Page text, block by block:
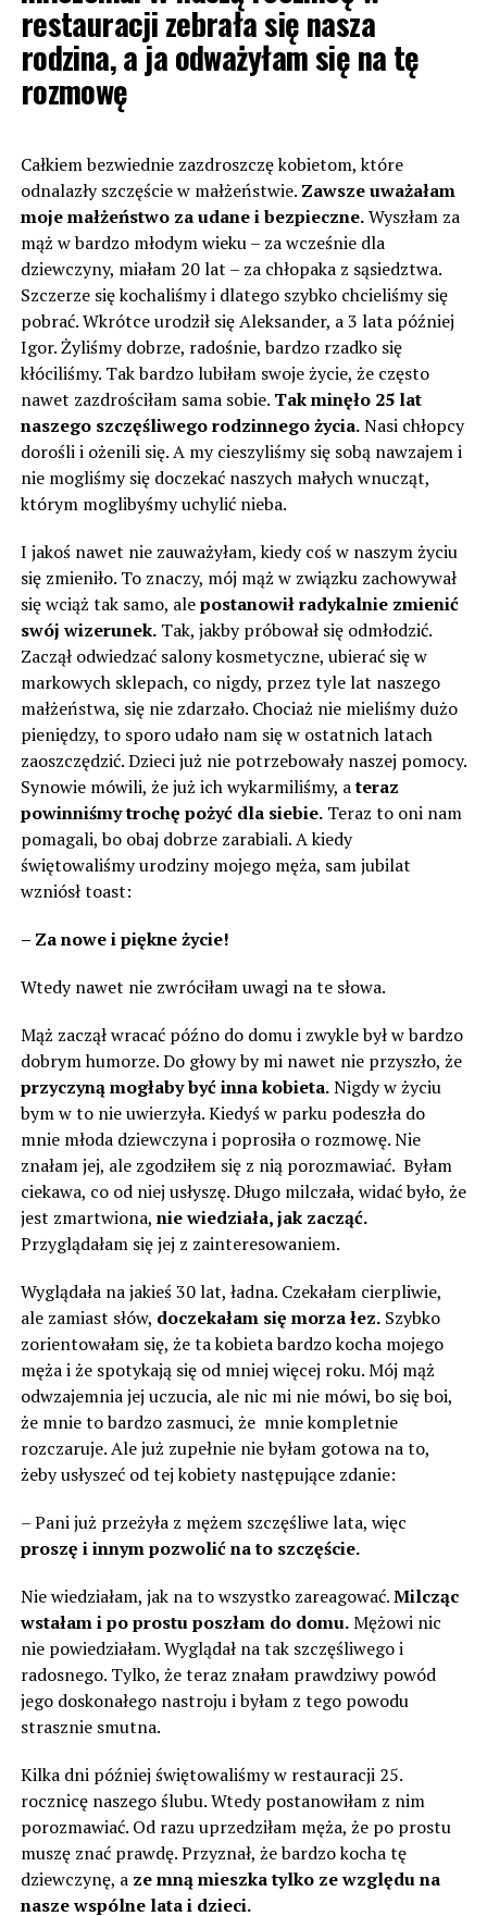
restauracji zebrała się nasza
rodzina, a ja odważyłam się na tę
rozmowę
Całkiem bezwiednie zazdroszczę kobietom, które
odnalazły szczęście w małżeństwie. Zawsze uważałam
moje małżeństwo za udane i bezpieczne.Wyszłam za
mąż w bardzo młodym wieku – za wcześnie dla
dziewczyny, miałam 20 lat – za chłopaka z sąsiedztwa.
Szczerze się kochaliśmy i dlatego szybko chcieliśmy się
pobrać. Wkrótce urodził się Aleksander, a 3 lata później
Igor. Żyliśmy dobrze, radośnie, bardzo rzadko się
kłóciliśmy. Tak bardzo lubiłam swoje życie, że często
nawet zazdrościłam sama sobie. Tak minęło 25 lat
naszego szczęśliwego rodzinnego życia.Nasi chłopcy
dorośli i ożenili się. A my cieszyliśmy się sobą nawzajem i
nie mogliśmy się doczekać naszych małych wnucząt,
którym moglibyśmy uchylić nieba.
I jakoś nawet nie zauważyłam, kiedy coś w naszym życiu
się zmieniło. To znaczy, mój mąż w związku zachowywał
się wciąż tak samo, alepostanowił radykalnie zmienić
swój wizerunek.Tak, jakby próbował się odmłodzić.
Zaczął odwiedzać salony kosmetyczne, ubierać się w
markowych sklepach, co nigdy, przez tyle lat naszego
małżeństwa, się nie zdarzało. Chociaż nie mieliśmy dużo
pieniędzy, to sporo udało nam się w ostatnich latach
zaoszczędzić. Dzieci już nie potrzebowały naszej pomocy.
Synowie mówili, że już ich wykarmiliśmy, ateraz
powinniśmy trochę pożyć dla siebie.Teraz to oni nam
pomagali, bo obaj dobrze zarabiali. A kiedy
świętowaliśmy urodziny mojego męża, sam jubilat
wzniósł toast:
– Za nowe i piękne życie!
Wtedy nawet nie zwróciłam uwagi na te słowa.
Mąż zaczął wracać późno do domu i zwykle był w bardzo
dobrym humorze. Do głowy by mi nawet nie przyszło, że
przyczyną mogłaby być inna kobieta.Nigdy w życiu
bym w to nie uwierzyła. Kiedyś w parku podeszła do
mnie młoda dziewczyna i poprosiła o rozmowę. Nie
znałam jej, ale zgodziłem się z nią porozmawiać. Byłam
ciekawa, co od niej usłyszę. Długo milczała, widać było, że
jest zmartwiona, nie wiedziała, jak zacząć.
Przyglądałam się jej z zainteresowaniem.
Wyglądała na jakieś 30 lat, ładna. Czekałam cierpliwie,
ale zamiast słów, doczekałam się morza łez.Szybko
zorientowałam się, że ta kobieta bardzo kocha mojego
męża i że spotykają się od mniej więcej roku. Mój mąż
odwzajemnia jej uczucia, ale nic mi nie mówi, bo się boi,
że mnie to bardzo zasmuci, że ​​ mnie kompletnie
rozczaruje. Ale już zupełnie nie byłam gotowa na to,
żeby usłyszeć od tej kobiety następujące zdanie:
– Pani już przeżyła z mężem szczęśliwe lata, więc
proszę i innym pozwolić na to szczęście.
Nie wiedziałam, jak na to wszystko zareagować.Milcząc
wstałam i po prostu poszłam do domu.Mężowi nic
nie powiedziałam. Wyglądał na tak szczęśliwego i
radosnego. Tylko, że teraz znałam prawdziwy powód
jego doskonałego nastroju i byłam z tego powodu
strasznie smutna.
Kilka dni później świętowaliśmy w restauracji 25.
rocznicę naszego ślubu. Wtedy postanowiłam z nim
porozmawiać. Od razu uprzedziłam męża, że ​​po prostu
muszę znać prawdę. Przyznał, że bardzo kocha tę
dziewczynę, a ze mną mieszka tylko ze względu na
nasze wspólne lata i dzieci.